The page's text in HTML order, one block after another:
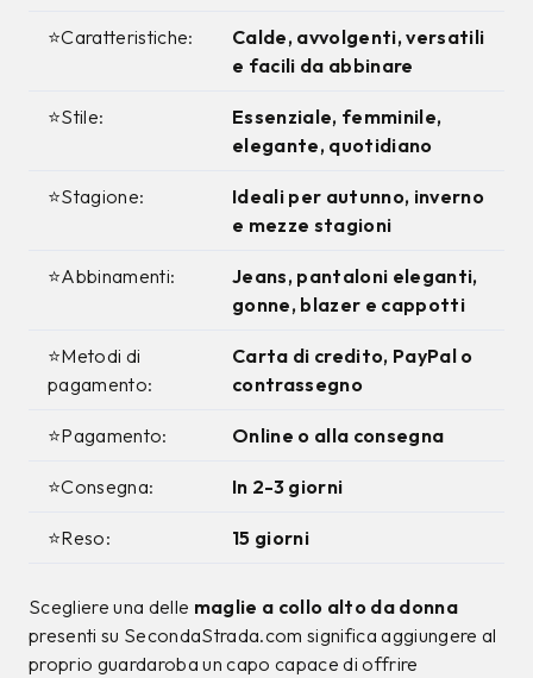
⭐Caratteristiche:
Calde, avvolgenti, versatili
e facili da abbinare
⭐Stile:
Essenziale, femminile,
elegante, quotidiano
⭐Stagione:
Ideali per autunno, inverno
e mezze stagioni
⭐Abbinamenti:
Jeans, pantaloni eleganti,
gonne, blazer e cappotti
⭐Metodi di
pagamento:
Carta di credito, PayPal o
contrassegno
⭐Pagamento: Online o alla consegna
⭐Consegna: In 2-3 giorni
⭐Reso: 15 giorni
Scegliere una delle maglie a collo alto da donna
presenti su SecondaStrada.com significa aggiungere al
proprio guardaroba un capo capace di offrire